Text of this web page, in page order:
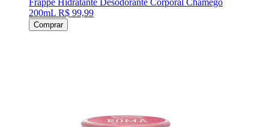
Frappé Hidratante Desodorante Corporal Chamego
200mL R$ 99,99
Comprar